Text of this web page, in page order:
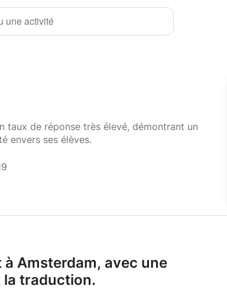
une activité
taux de réponse très élevé, démontrant un
envers ses élèves.
Amsterdam, avec une
la traduction.